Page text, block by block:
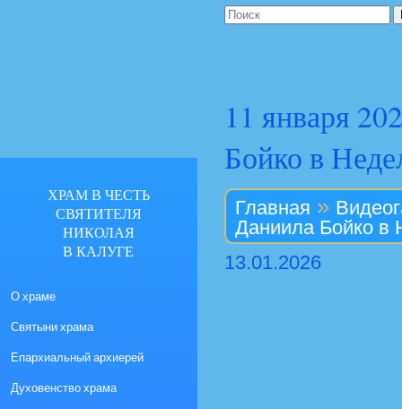
11 января
Бойко в
Главная »
Даниила Бойко в
13.01.2026
ХРАМ В ЧЕСТЬ
СВЯТИТЕЛЯ
НИКОЛАЯ
В КАЛУГЕ
О храме
Святыни храма
Епархиальный архиерей
Духовенство храма